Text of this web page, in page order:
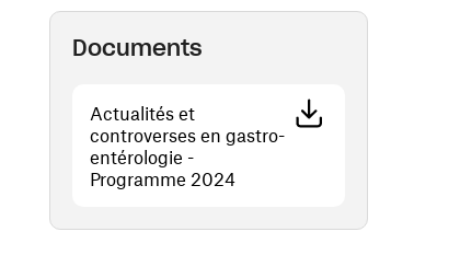
Documents
Actualités et
controverses en gastro-
entérologie -
Programme 2024(ouvre une nouvelle fenêtre)